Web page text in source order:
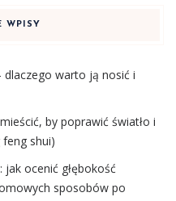
WPISY
dlaczego warto ją nosić i
by poprawić światło i
shui)
ocenić głębokość
sposobów po